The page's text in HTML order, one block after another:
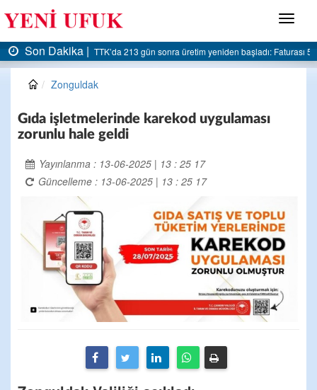
Menü
Son Dakika | AK Parti Ereğli İlçe Başkanlığı’ndan belediyeye sert
Zonguldak
Gıda işletmelerinde karekod uygulaması
zorunlu hale geldi
Yayınlanma : 13-06-2025 | 13 : 25 17
Güncelleme : 13-06-2025 | 13 : 25 17